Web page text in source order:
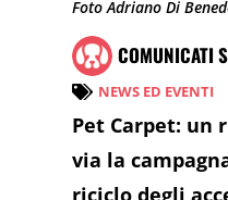
Foto Adriano Di
COMUNICATI
NEWS ED EVENTI
Pet Carpet: un
via la
riciclo degli